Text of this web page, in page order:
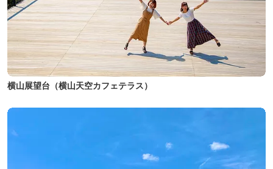
横山展望台（横山天空カフェテラス）